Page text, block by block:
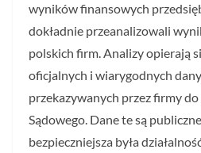
wyników finansowych
dokładnie przeanalizowali
polskich firm. Analizy opierają
oficjalnych i wiarygodnych
przekazywanych przez firmy
Sądowego. Dane te są
bezpieczniejsza była